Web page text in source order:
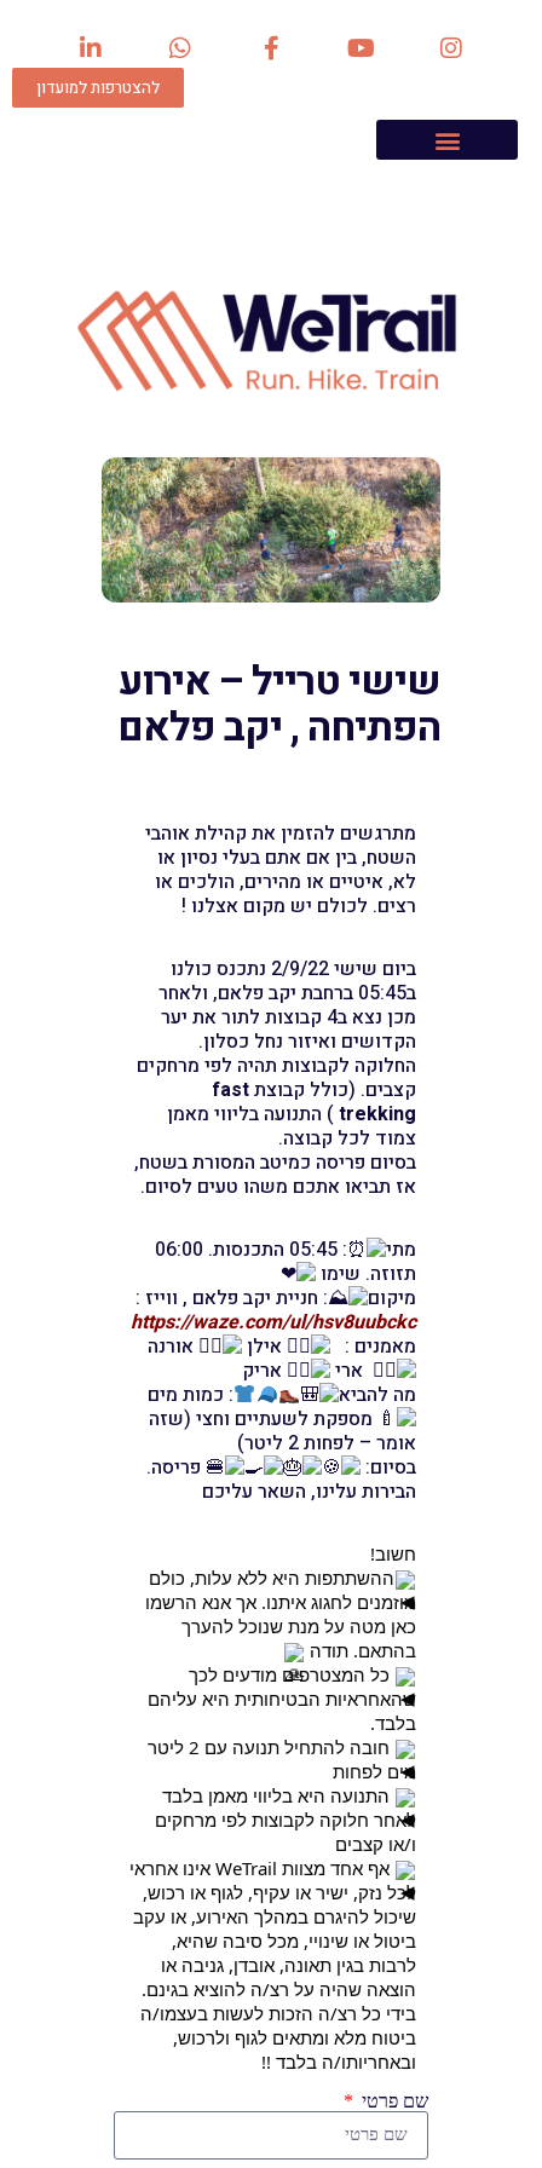
להצטרפות למועדון
שישי טרייל – אירוע
הפתיחה , יקב פלאם
מתרגשים להזמין את קהילת אוהבי
השטח, בין אם אתם בעלי נסיון או
לא, איטיים או מהירים, הולכים או
רצים. לכולם יש מקום אצלנו !
ביום שישי 2/9/22 נתכנס כולנו
ב05:45 ברחבת יקב פלאם, ולאחר
מכן נצא ב4 קבוצות לתור את יער
הקדושים ואיזור נחל כסלון.
החלוקה לקבוצות תהיה לפי מרחקים
קצבים. (כולל קבוצתfast
trekking) התנועה בליווי מאמן
צמוד לכל קבוצה.
בסיום פריסה כמיטב המסורת בשטח,
אז תביאו אתכם משהו טעים לסיום.
מתי
: 05:45 התכנסות. 06:00
תזוזה. שימו
מיקום
: חניית יקב פלאם , ווייז :
https://waze.com/ul/hsv8uubckc
מאמנים :
אילן
אורנה
ארי
אריק
מה להביא
: כמות מים
מספקת לשעתיים וחצי (שזה
אומר – לפחות 2 ליטר)
בסיום:
פריסה.
הבירות עלינו, השאר עליכם
חשוב!
ההשתתפות היא ללא עלות, כולם
מוזמנים לחגוג איתנו. אך אנא הרשמו
כאן מטה על מנת שנוכל להערך
בהתאם. תודה
כל המצטרפים מודעים לכך
שהאחראיות הבטיחותית היא עליהם
בלבד.
חובה להתחיל תנועה עם 2 ליטר
מים לפחות
התנועה היא בליווי מאמן בלבד
לאחר חלוקה לקבוצות לפי מרחקים
ו/או קצבים
אף אחד מצוות WeTrail אינו אחראי
לכל נזק, ישיר או עקיף, לגוף או רכוש,
שיכול להיגרם במהלך האירוע, או עקב
ביטול או שינויי, מכל סיבה שהיא,
לרבות בגין תאונה, אובדן, גניבה או
הוצאה שהיה על רצ/ה להוציא בגינם.
בידי כל רצ/ה הזכות לעשות בעצמו/ה
ביטוח מלא ומתאים לגוף ולרכוש,
ובאחריותו/ה בלבד !!
שם פרטי